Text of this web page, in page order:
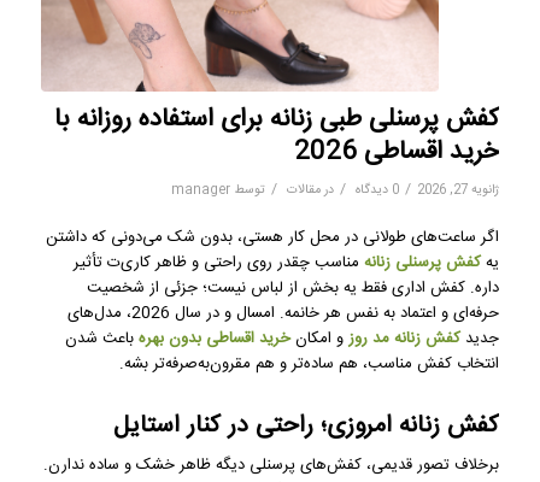
کفش پرسنلی طبی زنانه برای استفاده روزانه با
خرید اقساطی 2026
ژانویه 27, 2026 / 0 دیدگاه / درمقالات / توسط manager
اگر ساعت‌های طولانی در محل کار هستی، بدون شک می‌دونی که داشتن
یهکفش پرسنلی زنانهمناسب چقدر روی راحتی و ظاهر کاری‌ت تأثیر
داره. کفش اداری فقط یه بخش از لباس نیست؛ جزئی از شخصیت
حرفه‌ای و اعتماد به نفس هر خانمه. امسال و در سال 2026، مدل‌های
جدیدکفش زنانه مد روزو امکانخرید اقساطی بدون بهرهباعث شدن
انتخاب کفش مناسب، هم ساده‌تر و هم مقرون‌به‌صرفه‌تر بشه.
کفش زنانه امروزی؛ راحتی در کنار استایل
برخلاف تصور قدیمی، کفش‌های پرسنلی دیگه ظاهر خشک و ساده ندارن.